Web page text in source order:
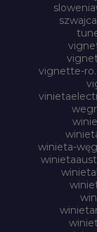
vignette-
winieta-